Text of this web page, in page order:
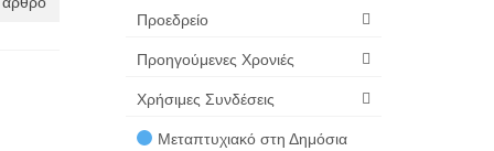
Προεδρείο
Προηγούμενες Χρονιές
Χρήσιμες Συνδέσεις
Μεταπτυχιακό στη Δημόσια